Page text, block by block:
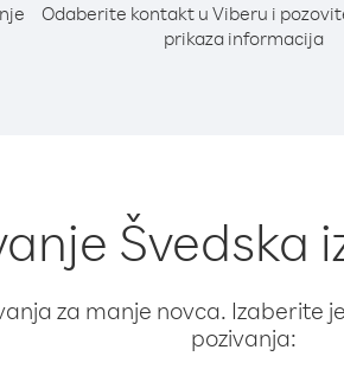
Odaberite kontakt u Viberu i
prikaza informacija
Švedska
za manje novca. Izaberite
pozivanja: